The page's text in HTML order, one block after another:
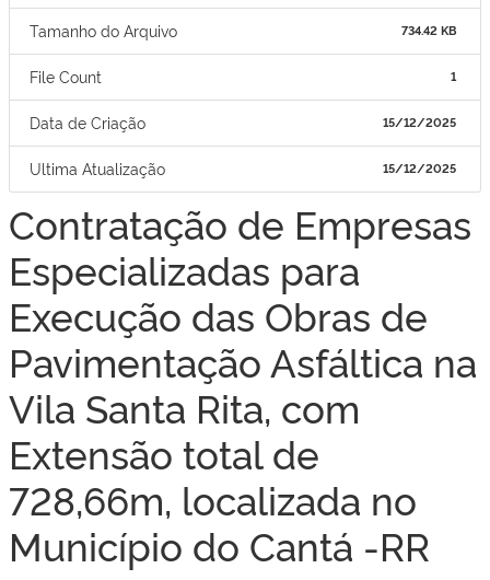
Tamanho do Arquivo 734.42 KB
File Count 1
Data de Criação 15/12/2025
Ultima Atualização 15/12/2025
Contratação de Empresas
Especializadas para
Execução das Obras de
Pavimentação Asfáltica na
Vila Santa Rita, com
Extensão total de
728,66m, localizada no
Município do Cantá -RR